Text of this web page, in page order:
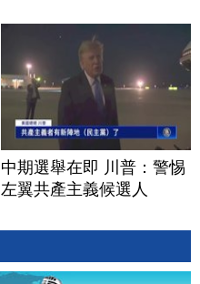
中期選舉在即 川普：警惕
左翼共產主義候選人